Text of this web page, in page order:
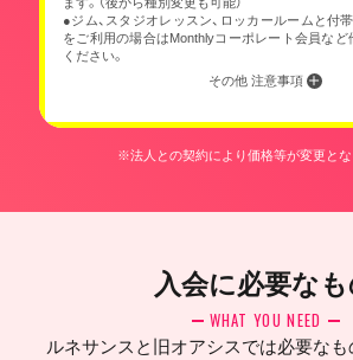
●ジム、スタジオレッスン、ロッカールームと付
をご利用の場合はMonthlyコーポレート会員など
ください。
その他 注意事項
※法人との契約により価格等が変更とな
入会に必要な
WHAT YOU NEED
ルネサンスと旧オアシスでは必要なも